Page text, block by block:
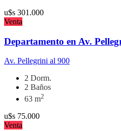
u$s 301.000
Venta
Departamento en Av.
Av. Pellegrini al 900
2 Dorm.
2 Baños
63 m2
u$s 75.000
Venta